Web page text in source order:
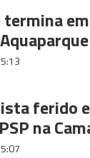
termina
ferido
na